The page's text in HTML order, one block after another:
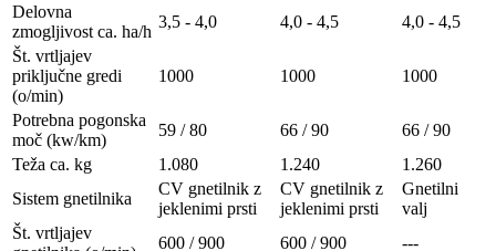
Delovna
zmogljivost ca. ha/h
3,5 - 4,0 4,0 - 4,5
4,0 - 4,5
Št. vrtljajev
priključne gredi
(o/min)
1000 1000 1000
Potrebna pogonska
moč (kw/km)
59 / 80 66 / 90
66 / 90
Teža ca. kg
1.080 1.240
1.260
Sistem gnetilnika
CV gnetilnik z
jeklenimi prsti
CV gnetilnik z
jeklenimi prsti
Gnetilni
valj
Št. vrtljajev
600 / 900 600 / 900 ---